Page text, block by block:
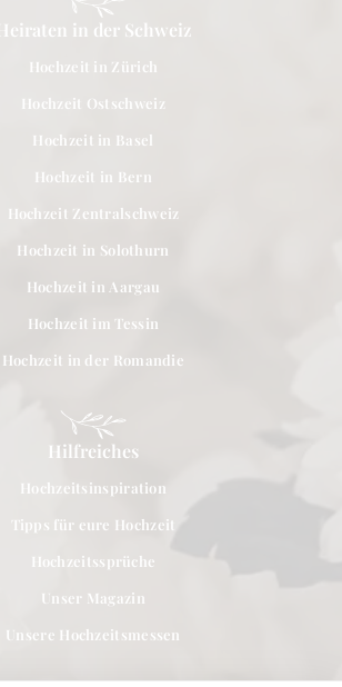
in der Schweiz
Hochzeit in Zürich
Hochzeit Ostschweiz
Hochzeit in Basel
Hochzeit in Bern
Hochzeit Zentralschweiz
Hochzeit in Solothurn
Hochzeit in Aargau
Hochzeit im Tessin
Hochzeit in der Romandie
Hilfreiches
Hochzeitsinspiration
Tipps für eure Hochzeit
Hochzeitssprüche
Unser Magazin
Unsere Hochzeitsmessen